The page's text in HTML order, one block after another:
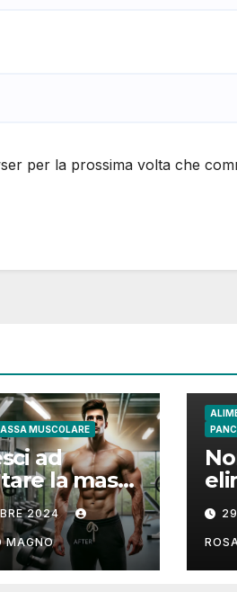
per la prossima volta che
MUSCOLARE
ad
la massa
Ecco
2024
MAGNO
su